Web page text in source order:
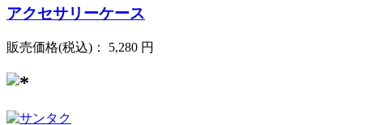
アクセサリーケース
販売価格(税込)： 5,280 円